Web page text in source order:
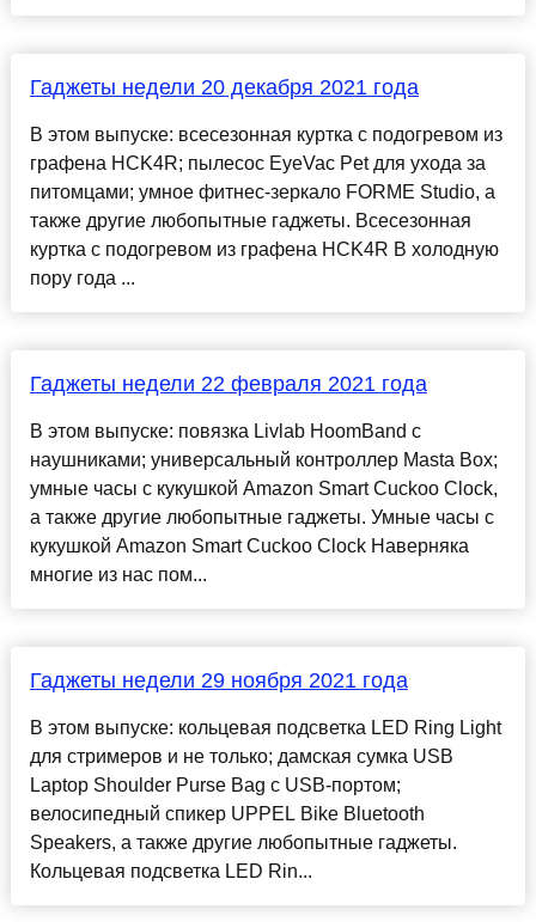
Гаджеты недели 20 декабря 2021 года
В этом выпуске: всесезонная куртка с подогревом из
графена HCK4R; пылесос EyeVac Pet для ухода за
питомцами; умное фитнес-зеркало FORME Studio, а
также другие любопытные гаджеты. Всесезонная
куртка с подогревом из графена HCK4R В холодную
пору года ...
Гаджеты недели 22 февраля 2021 года
В этом выпуске: повязка Livlab HoomBand с
наушниками; универсальный контроллер Masta Box;
умные часы с кукушкой Amazon Smart Cuckoo Clock,
а также другие любопытные гаджеты. Умные часы с
кукушкой Amazon Smart Cuckoo Clock Наверняка
многие из нас пом...
Гаджеты недели 29 ноября 2021 года
В этом выпуске: кольцевая подсветка LED Ring Light
для стримеров и не только; дамская сумка USB
Laptop Shoulder Purse Bag с USB-портом;
велосипедный спикер UPPEL Bike Bluetooth
Speakers, а также другие любопытные гаджеты.
Кольцевая подсветка LED Rin...